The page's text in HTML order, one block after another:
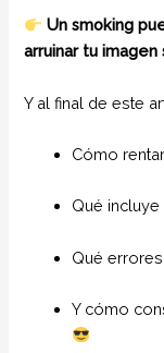
Un smoking
arruinar tu
Y al final de este
Cómo
Qué
Qué
Y cómo